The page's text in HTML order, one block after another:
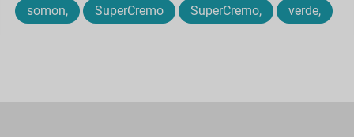
somon, SuperCremo SuperCremo, verde,